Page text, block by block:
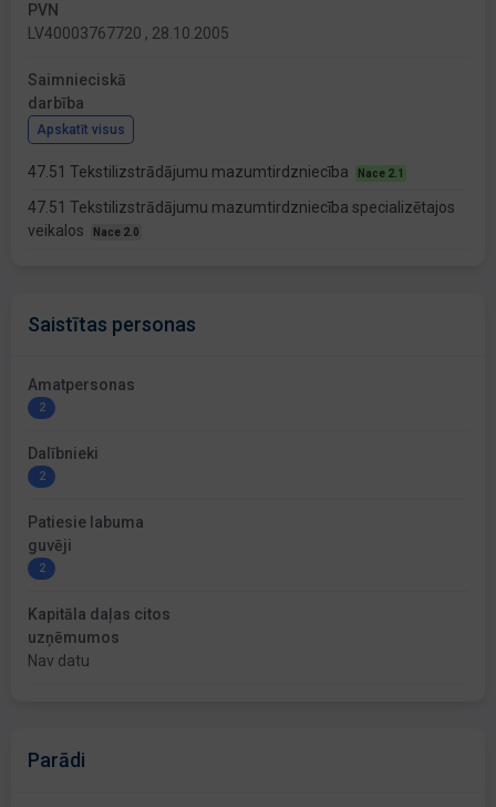
PVN
LV40003767720 , 28.10.2005
Saimnieciskā
darbība
Apskatīt visus
47.51 Tekstilizstrādājumu mazumtirdzniecība Nace 2.1
47.51 Tekstilizstrādājumu mazumtirdzniecība specializētajos
veikalos
Nace 2.0
Saistītas personas
Amatpersonas
2
Dalībnieki
2
Patiesie labuma
guvēji
2
Kapitāla daļas citos
uzņēmumos
Nav datu
Parādi